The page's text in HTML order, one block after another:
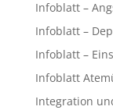
Infoblatt –
Infoblatt –
Infoblatt –
Infoblatt
Integration